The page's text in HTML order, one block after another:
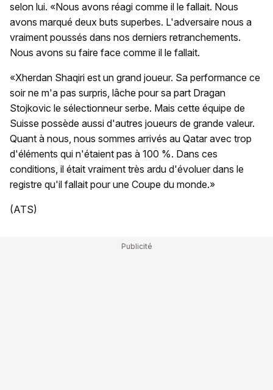
selon lui. «Nous avons réagi comme il le fallait. Nous
avons marqué deux buts superbes. L'adversaire nous a
vraiment poussés dans nos derniers retranchements.
Nous avons su faire face comme il le fallait.
«Xherdan Shaqiri est un grand joueur. Sa performance ce
soir ne m'a pas surpris, lâche pour sa part Dragan
Stojkovic le sélectionneur serbe. Mais cette équipe de
Suisse possède aussi d'autres joueurs de grande valeur.
Quant à nous, nous sommes arrivés au Qatar avec trop
d'éléments qui n'étaient pas à 100 %. Dans ces
conditions, il était vraiment très ardu d'évoluer dans le
registre qu'il fallait pour une Coupe du monde.»
(ATS)